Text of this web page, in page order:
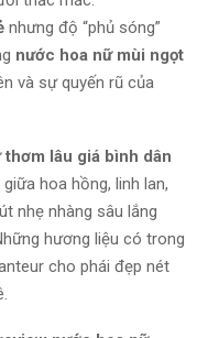
nhưng độ “phủ sóng”
nước hoa nữ mùi ngọt
và sự quyến rũ của
lâu giá bình dân
hoa hồng, linh lan,
nhẹ nhàng sâu lắng
hương liệu có trong
cho phái đẹp nét